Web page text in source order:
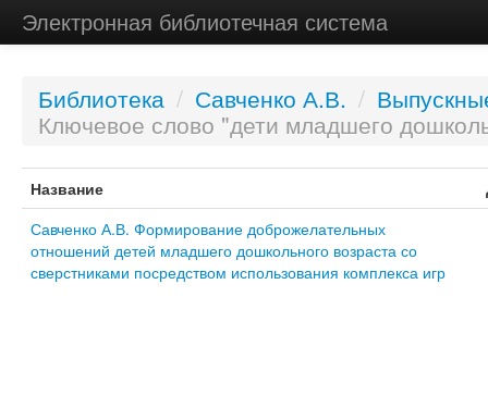
Электронная библиотечная система
Библиотека / Савченко А.В. /
Ключевое слово "дети младшего
Название
Савченко А.В. Формирование доброжелательных
отношений детей младшего дошкольного возраста со
сверстниками посредством использования комплекса игр